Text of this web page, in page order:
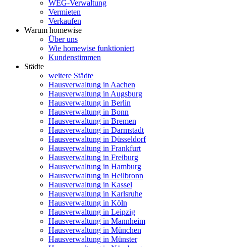
WEG-Verwaltung
Vermieten
Verkaufen
Warum homewise
Über uns
Wie homewise funktioniert
Kundenstimmen
Städte
weitere Städte
Hausverwaltung in Aachen
Hausverwaltung in Augsburg
Hausverwaltung in Berlin
Hausverwaltung in Bonn
Hausverwaltung in Bremen
Hausverwaltung in Darmstadt
Hausverwaltung in Düsseldorf
Hausverwaltung in Frankfurt
Hausverwaltung in Freiburg
Hausverwaltung in Hamburg
Hausverwaltung in Heilbronn
Hausverwaltung in Kassel
Hausverwaltung in Karlsruhe
Hausverwaltung in Köln
Hausverwaltung in Leipzig
Hausverwaltung in Mannheim
Hausverwaltung in München
Hausverwaltung in Münster